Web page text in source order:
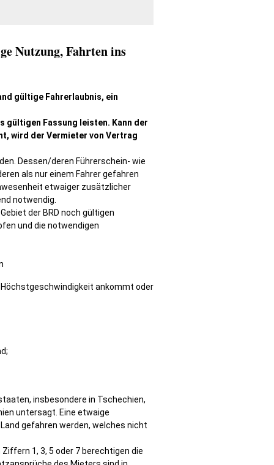
Nutzung, Fahrten ins
gültige Fahrerlaubnis, ein
gültigen Fassung leisten. Kann der
wird der Vermieter von Vertrag
Dessen/deren Führerschein- wie
als nur einem Fahrer gefahren
etwaiger zusätzlicher
notwendig.
der BRD noch gültigen
und die notwendigen
ankommt oder
insbesondere in Tschechien,
untersagt. Eine etwaige
gefahren werden, welches nicht
1, 3, 5 oder 7 berechtigen die